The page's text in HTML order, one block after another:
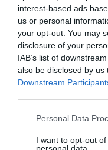
interest-based ads
us or personal
your opt-out. You may
disclosure of your
IAB’s list of
also be disclosed by
Downstream
Please note that this
not limited to your visit
Personal Data
I want to opt-out
Brad Pitt ,a barátja
George melegségéről
Pitt New York-ban egy
alkotást követően, ahol
társaságát élvezte.
Itt jelentette ki, hogy ő
Brad Pitt és Angelina